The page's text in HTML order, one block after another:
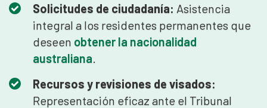
Solicitudes de ciudadanía: Asistencia
integral a los residentes permanentes que
deseen obtener la nacionalidad
australiana
Recursos y revisiones de visados:
Representación eficaz ante el Tribunal